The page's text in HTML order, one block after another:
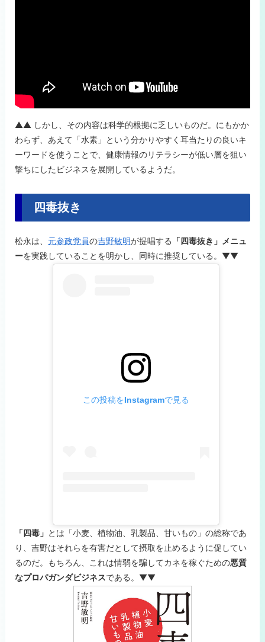
▲▲ しかし、その内容は科学的根拠に乏しいものだ。にもかか
わらず、あえて「水素」という分かりやすく耳当たりの良いキ
ーワードを使うことで、健康情報のリテラシーが低い層を狙い
撃ちにしたビジネスを展開しているようだ。
四毒抜き
松永は、 元参政党員の吉野敏明が提唱する 「四毒抜き」メニュ
ーを実践していることを明かし、同時に推奨している。▼▼
この投稿をInstagramで見る
「四毒」 とは「小麦、植物油、乳製品、甘いもの」の総称であ
り、吉野はそれらを有害だとして摂取を止めるように促してい
るのだ。もちろん、これは情弱を騙してカネを稼ぐための悪質
なプロパガンダビジネスである。▼▼